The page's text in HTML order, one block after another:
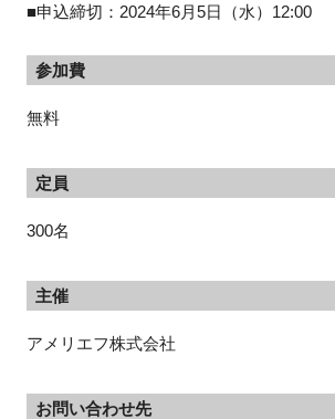
■申込締切：2024年6月5日（水）12:00
参加費
無料
定員
300名
主催
アメリエフ株式会社
お問い合わせ先